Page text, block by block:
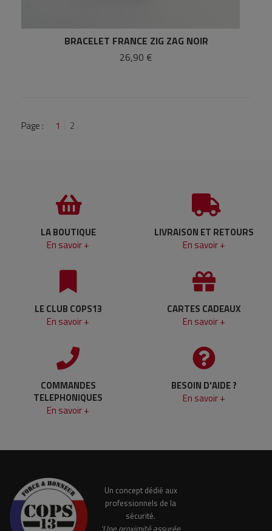
BRACELET FRANCE ZIG ZAG NOIR
26,90 €
Page : 1 2
LA BOUTIQUE
En savoir +
LIVRAISON ET RETOURS
En savoir +
LE CLUB COPS13
En savoir +
CARTES CADEAUX
En savoir +
COMMANDES
TELEPHONIQUES
En savoir +
BESOIN D'AIDE ?
En savoir +
Un concept dédié aux
professionnels de la
sécurité.
'Une proximité assurée